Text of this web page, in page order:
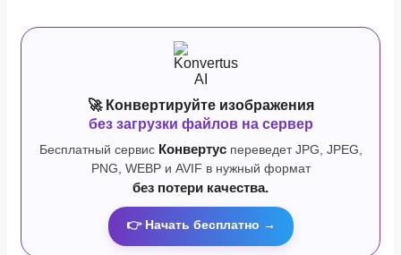
🚀 Конвертируйте изображения
без загрузки файлов на сервер
Бесплатный сервис Конвертуспереведет JPG, JPEG,
PNG, WEBP и AVIF в нужный формат
без потери качества.
👉 Начать бесплатно →